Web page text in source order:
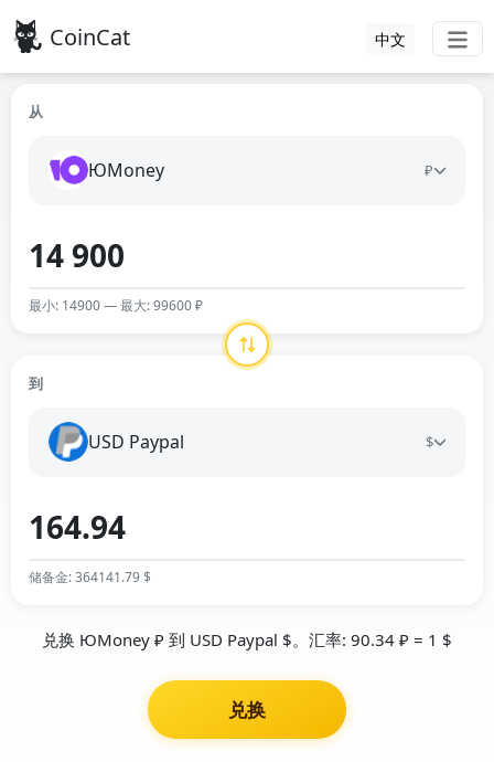
CoinCat 中文
从
ЮMoney ₽
最小: 14900 — 最大: 99600 ₽
到
USD Paypal $
储备金: 364141.79 $
兑换 ЮMoney ₽ 到 USD Paypal $。汇率: 90.34 ₽ = 1 $
兑换